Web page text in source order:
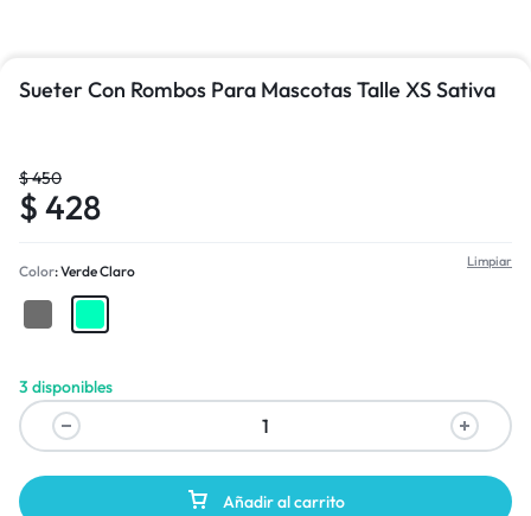
Sueter Con Rombos Para Mascotas Talle XS Sativa
$450
$ 428
Color Verde Claro
Limpiar
3 disponibles
Añadir al carrito